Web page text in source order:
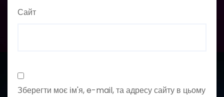
Сайт
Зберегти моє ім'я, e-mail, та адресу сайту в цьому